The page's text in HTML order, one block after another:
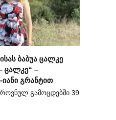
ბაბუა ცალკე
ცალკე“ –
იანი გრანტით
გამოცდებში 39